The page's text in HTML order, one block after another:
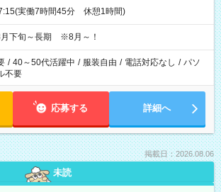
実働7時間45分 休憩1時間)
下旬～長期 ※8月～！
/ 40～50代活躍中 / 服装自由 / 電話対応なし / パソ
不要
応募する 詳細へ
掲載日：2026.08.06
未読